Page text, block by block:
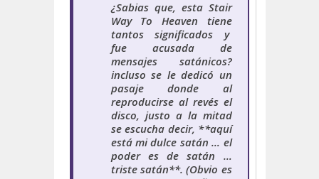
¿Sabias que, esta Stair
Way To Heaven tiene
tantos significados y
fue acusada de
mensajes satánicos?
incluso se le dedicó un
pasaje donde al
reproducirse al revés el
disco, justo a la mitad
se escucha decir, **aquí
está mi dulce satán … el
poder es de satán …
triste satán**. (Obvio es